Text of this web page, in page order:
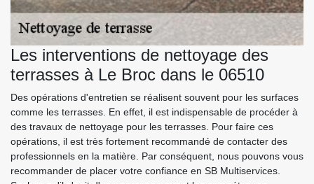
Les interventions de nettoyage des
terrasses à Le Broc dans le 06510
Des opérations d'entretien se réalisent souvent pour les surfaces
comme les terrasses. En effet, il est indispensable de procéder à
des travaux de nettoyage pour les terrasses. Pour faire ces
opérations, il est très fortement recommandé de contacter des
professionnels en la matière. Par conséquent, nous pouvons vous
recommander de placer votre confiance en SB Multiservices.